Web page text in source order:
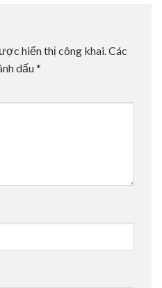
hiển thị công khai.Các
dấu*